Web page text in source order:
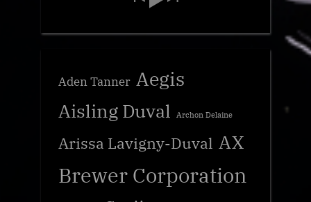
Aden Tanner Aegis
Aisling Duval Archon Delaine
Arissa Lavigny-Duval AX
Brewer Corporation